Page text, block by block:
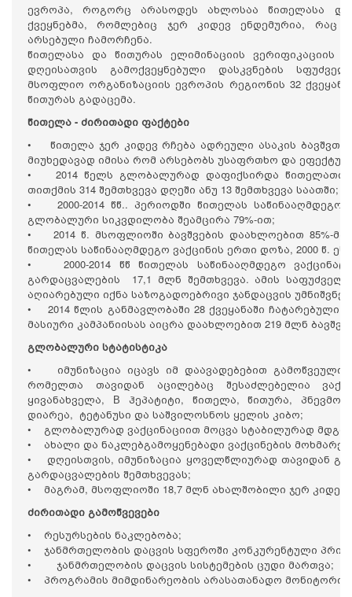
ევროპა, როგორც არასოდეს ახლოსაა წითელასა
ქვეყნებმა, რომლებიც ჯერ კიდევ ენდემურია, რაც
არსებული ჩამორჩენა.
წითელასა და წითურას ელიმინაციის ვერიფიკაციის
დღეისათვის გამოქვეყნებული დასკვნების
მსოფლიო ორგანიზაციის ევროპის რეგიონის 32
წითურას გადაცემა.
წითელა - ძირითადი ფაქტები
• წითელა ჯერ კიდევ რჩება ადრეული ასაკის ბავშვთა
მიუხედავად იმისა რომ არსებობს უსაფრთხო და
• 2014 წელს გლობალურად დაფიქსირდა წითელათი
თითქმის 314 შემთხვევა დღეში ანუ 13 შემთხვევა საათში;
• 2000-2014 წწ.. პერიოდში წითელას საწინააღმდეგო
გლობალური სიკვდილობა შეამცირა 79%-ით;
• 2014 წ. მსოფლიოში ბავშვების დაახლოებით 85%-
წითელას საწინააღმდეგო ვაქცინის ერთი დოზა, 2000 წ. ეს
• 2000-2014 წწ წითელას საწინააღმდეგო
გარდაცვალების 17,1 მლნ შემთხვევა. ამის
აღიარებული იქნა საზოგადოებრივი ჯანდაცვის
• 2014 წლის განმავლობაში 28 ქვეყანაში ჩატარებული
მასიური კამპანიისას აიცრა დაახლოებით 219 მლნ ბავშვი;
გლობალური სტატისტიკა
• იმუნიზაცია იცავს იმ დაავადებებით
რომელთა თავიდან აცილებაც შესაძლებელია
ყივანახველა, В ჰეპატიტი, წითელა, წითურა,
დიარეა, ტეტანუსი და საშვილოსნოს ყელის კიბო;
• გლობალურად ვაქცინაციით მოცვა სტაბილურად
• ახალი და ნაკლებგამოყენებადი ვაქცინების
• დღეისთვის, იმუნიზაცია ყოველწლიურად თავიდან
გარდაცვალების შემთხვევას;
• მაგრამ, მსოფლიოში 18,7 მლნ ახალშობილი ჯერ კიდევ
ძირითადი გამოწვევები
• რესურსების ნაკლებობა;
• ჯანმრთელობის დაცვის სფეროში კონკურენტული
• ჯანმრთელობის დაცვის სისტემების ცუდი მართვა;
• პროგრამის მიმდინარეობის არასათანადო